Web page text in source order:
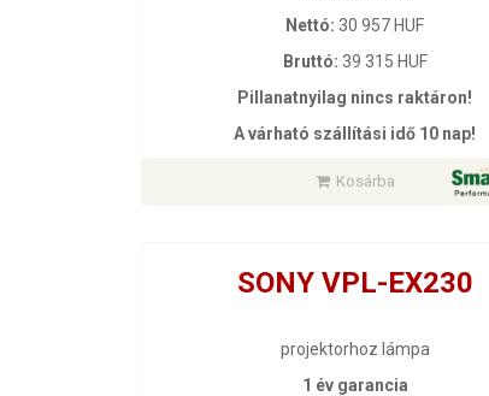
Nettó: 30 957 HUF
Bruttó: 39 315 HUF
Pillanatnyilag nincs raktáron!
A várható szállítási idő 10 nap!
Kosárba
SONY VPL-EX230
projektorhoz lámpa
1 év garancia